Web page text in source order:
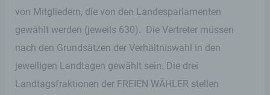
von Mitgliedern, die von den Landesparlamenten
gewählt werden (jeweils 630). Die Vertreter müssen
nach den Grundsätzen der Verhältniswahl in den
jeweiligen Landtagen gewählt sein. Die drei
Landtagsfraktionen der FREIEN WÄHLER stellen